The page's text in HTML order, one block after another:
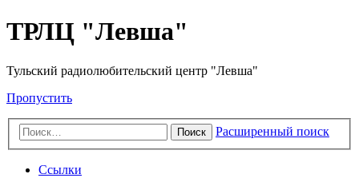
ТРЛЦ "Левша"
Тульский радиолюбительский центр "Левша"
Пропустить
Поиск Расширенный поиск
Ссылки